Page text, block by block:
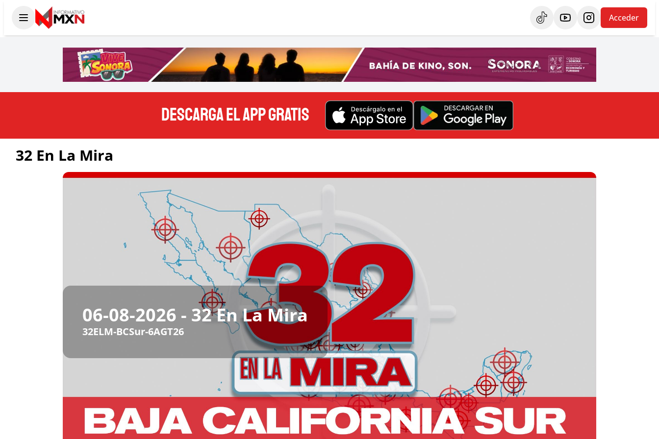
Acceder
DESCARGA EL APP GRATIS
32 En La Mira
06-08-2026 - 32 En La Mira
32ELM-BCSur-6AGT26